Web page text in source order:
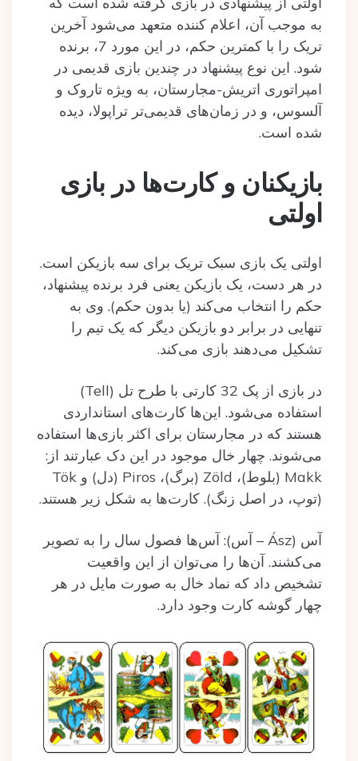
به موجب آن، اعلام کنند‌ه متعهد می‌شود آخرین
تریک را با کمترین حکم، در این مورد 7، برنده‌
شود. این نوع پیشنهاد در چندین بازی قدیمی در
امپراتوری اتریش-مجارستان، به ویژه تاروک و
آلسوس، و در زمان‌های قدیمی‌تر تراپولا، دیده‌
شده‌ است.
بازیکنان و کارت‌ها در بازی
اولتی
اولتی یک بازی سبک تریک برای سه بازیکن است.
در هر دست، یک بازیکن یعنی فرد برنده پیشنهاد،
حکم را انتخاب می‌کند (یا بدون حکم). وی به
تنهایی در برابر دو بازیکن دیگر که یک تیم را
تشکیل می‌دهند بازی می‌کند.
در بازی از پک 32 کارتی با طرح تل (Tell)
استفاده می‌شود. این‌ها کارت‌های استانداردی
هستند که در مجارستان برای اکثر بازی‌ها استفاده
می‌شوند. چهار خال موجود در این دک عبارتند از:
Makk (بلوط‌)، Zöld (برگ‌)، Piros (دل‌) و Tök
(توپ، در اصل زنگ). کارت‌ها به شکل زیر هستند.
آس (Ász – آس): آس‌ها فصول سال را به تصویر
می‌کشند. آن‌ها را می‌توان از این واقعیت
تشخیص داد که نماد خال به صورت مایل در هر
چهار گوشه کارت وجود دارد.